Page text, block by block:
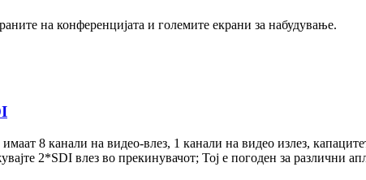
на конференцијата и големите екрани за набудување.
8 канали на видео-влез, 1 канали на видео излез,
2*SDI влез во прекинувачот; Тој е погоден за различни